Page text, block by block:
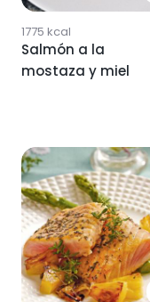
1775 kcal
Salmón a la
mostaza y miel